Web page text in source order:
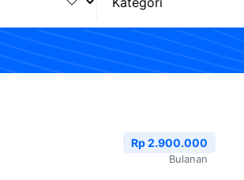
Rp 2.900.000
Bulanan